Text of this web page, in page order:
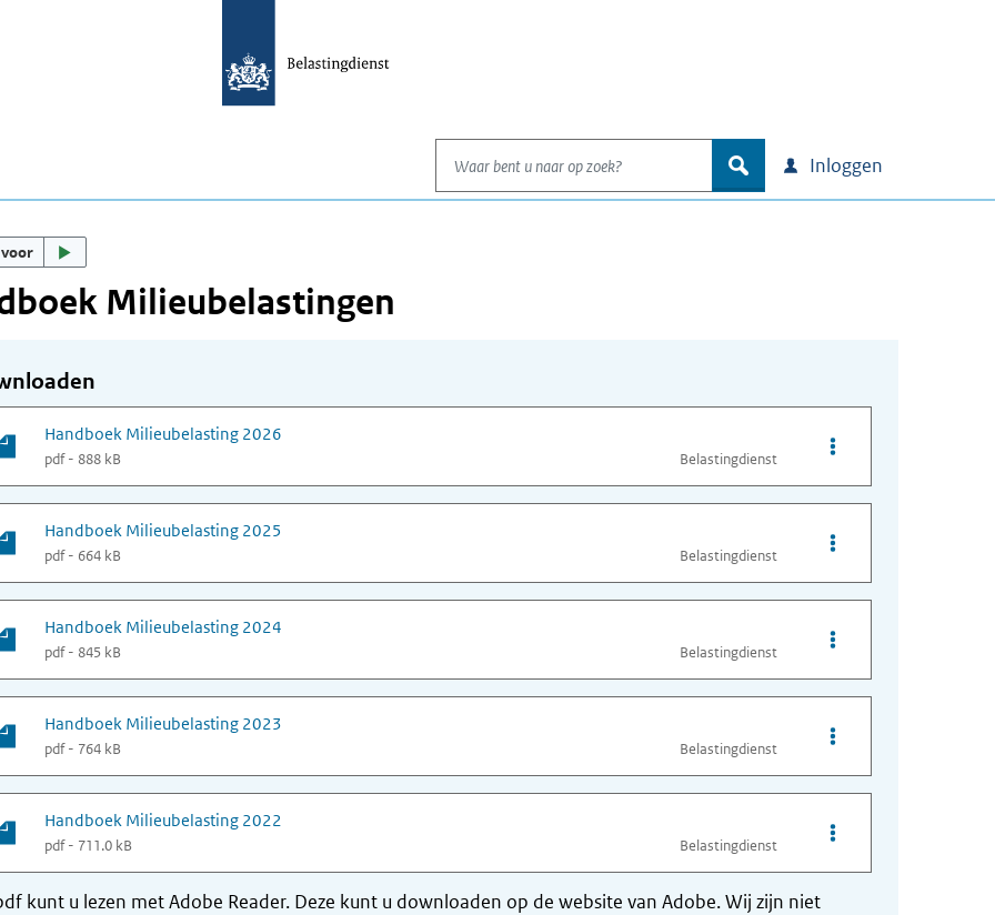
Waar bent u naar op zoek?
zoek Inloggen
voor
Milieubelastingen
Handboek Milieubelasting 2026
pdf - 888 kB Belastingdienst
Opties van bestand
Handboek Milieubelasting 2025
pdf - 664 kB Belastingdienst
Opties van bestand
Handboek Milieubelasting 2024
pdf - 845 kB Belastingdienst
Opties van bestand
Handboek Milieubelasting 2023
pdf - 764 kB Belastingdienst
Opties van bestand
Handboek Milieubelasting 2022
pdf - 711.0 kB Belastingdienst
Opties van bestand
kunt u lezen met Adobe Reader. Deze kunt u downloaden op de website van Adobe. Wij zijn niet